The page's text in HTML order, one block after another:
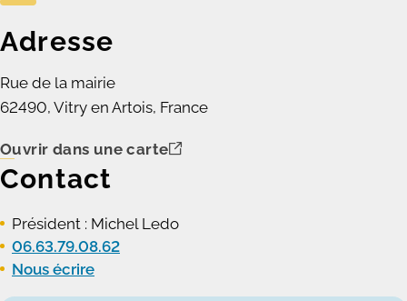
Adresse
Rue de la mairie
62490, Vitry en Artois, France
Ouvrir dans une carte
Contact
Président : Michel Ledo
06.63.79.08.62
Nous écrire